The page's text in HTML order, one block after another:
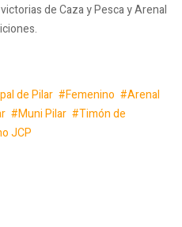
de Caza y Pesca y Arenal
de Pilar Femenino
Arenal
Muni Pilar
Timón de
JCP